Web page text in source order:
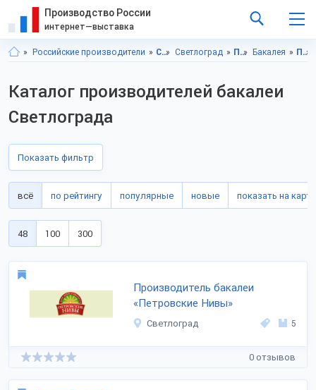
Производство России
интернет—выставка
Российские производители Ставропольский край Светлоград Продукты питания Бакалея Продукты питания, Ставропольский край
Каталог производителей бакалеи
Светлограда
Показать фильтр
всё по рейтингу популярные новые показать на карте
48 100 300
Производитель бакалеи
«Петровские Нивы»
Светлоград 5
0 отзывов